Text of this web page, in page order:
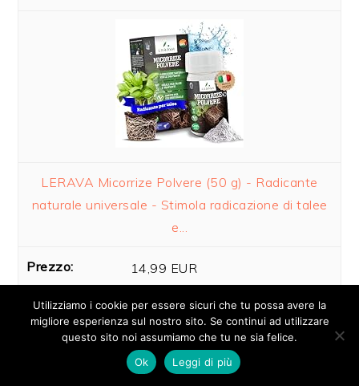
LERAVA Micorrize Polvere (50 g) - Radicante
naturale universale - Stimola radicazione di talee
e...
14,99 EUR
Acquista su Amazon
10
Utilizziamo i cookie per essere sicuri che tu possa avere la
migliore esperienza sul nostro sito. Se continui ad utilizzare
questo sito noi assumiamo che tu ne sia felice.
Ok
Leggi di più